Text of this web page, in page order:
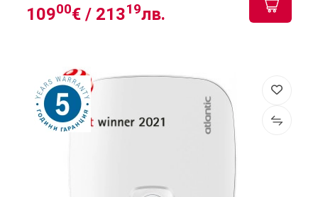
10900€ / 21319лв.